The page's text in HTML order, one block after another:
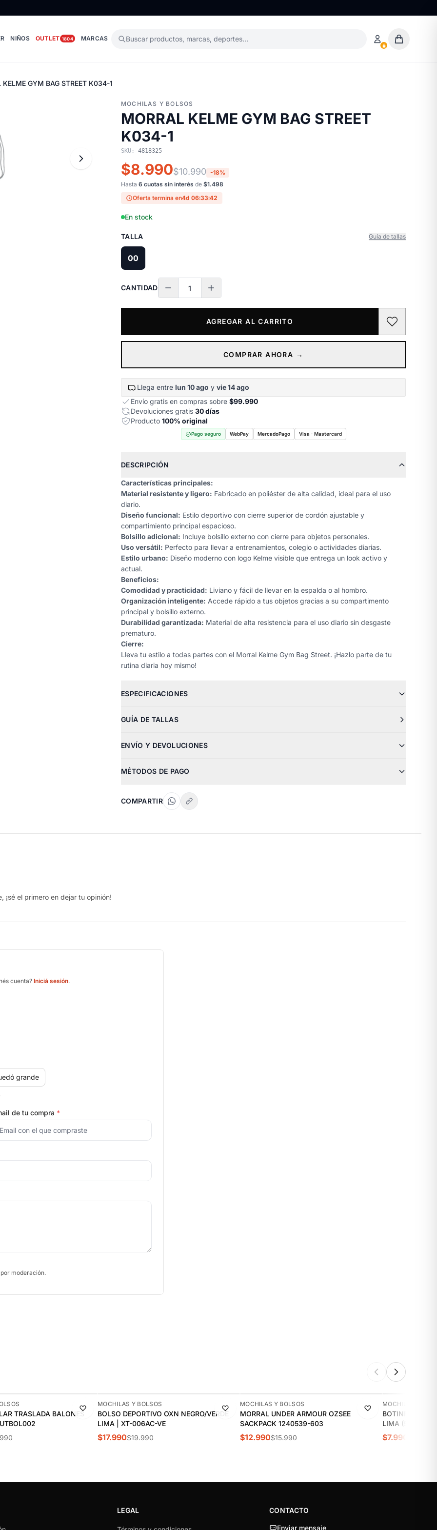
NIÑOS OUTLET 1804 MARCAS Buscar productos, marcas, deportes…
KELME GYM BAG STREET K034-1
MOCHILAS Y BOLSOS
MORRAL KELME GYM BAG STREET
K034-1
SKU: 4818325
$8.990$10.990 -18%
Hasta 6 cuotas sin interés de $1.498
Oferta termina en4d 06:33:41
En stock
TALLA Guía de tallas
00
CANTIDAD
AGREGAR AL CARRITO
COMPRAR AHORA →
Llega entre lun 10 ago y vie 14 ago
Envío gratis en compras sobre $99.990
Devoluciones gratis 30 días
Producto 100% original
Pago seguro WebPay MercadoPago Visa · Mastercard
DESCRIPCIÓN
Características principales:
Material resistente y ligero: Fabricado en poliéster de alta calidad, ideal para el uso
diario.
Diseño funcional: Estilo deportivo con cierre superior de cordón ajustable y
compartimiento principal espacioso.
Bolsillo adicional: Incluye bolsillo externo con cierre para objetos personales.
Uso versátil: Perfecto para llevar a entrenamientos, colegio o actividades diarias.
Estilo urbano: Diseño moderno con logo Kelme visible que entrega un look activo y
actual.
Beneficios:
Comodidad y practicidad: Liviano y fácil de llevar en la espalda o al hombro.
Organización inteligente: Accede rápido a tus objetos gracias a su compartimento
principal y bolsillo externo.
Durabilidad garantizada: Material de alta resistencia para el uso diario sin desgaste
prematuro.
Cierre:
Lleva tu estilo a todas partes con el Morral Kelme Gym Bag Street. ¡Hazlo parte de tu
rutina diaria hoy mismo!
ESPECIFICACIONES
GUÍA DE TALLAS
ENVÍO Y DEVOLUCIONES
MÉTODOS DE PAGO
COMPARTIR
el primero en dejar tu opinión!
cuenta? Iniciá sesión.
grande
de tu compra *
moderación.
TRASLADA BALONES
-10%
MOCHILAS Y BOLSOS
BOLSO DEPORTIVO OXN NEGRO/VERDE
LIMA | XT-006AC-VE
$17.990$19.990
-19%
MOCHILAS Y BOLSOS
MORRAL UNDER ARMOUR OZSEE
SACKPACK 1240539-603
$12.990$15.990
-20%
MOCHILAS Y
BOTINERO
LIMA (5LTS
$7.990
LEGAL CONTACTO
Enviar mensaje